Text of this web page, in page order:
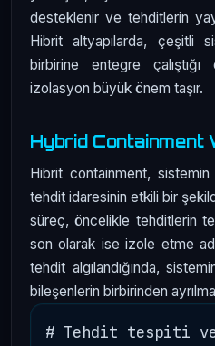
desteklenir ve tehditlerin
Hibrit altyapılarda, çeşitli
birbirine entegre
izolasyon büyük önem taşır.
Hybrid Containment
Hibrit containment, sistemin
tehdit idaresinin etkili bir
süreç, öncelikle tehditlerin
son olarak ise izole etme
tehdit algılandığında,
bileşenlerin birbirinden
# Tehdit tespiti